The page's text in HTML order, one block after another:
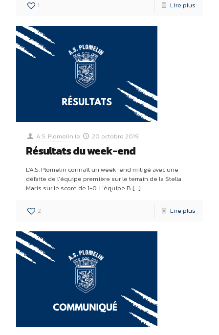
1 Lire plus
A.S. Plomelin le 20 octobre 2019
Résultats du week-end
L’A.S. Plomelin connaît un week-end mitigé avec une
défaite de l’équipe première sur le terrain de la Stella
Maris sur le score de 1-0. L’équipe B […]
2 Lire plus